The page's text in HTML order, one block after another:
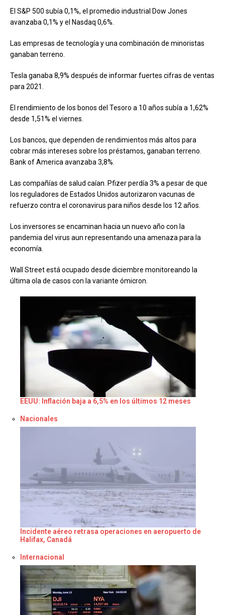
El S&P 500 subía 0,1%, el promedio industrial Dow Jones
avanzaba 0,1% y el Nasdaq 0,6%.
Las empresas de tecnología y una combinación de minoristas
ganaban terreno.
Tesla ganaba 8,9% después de informar fuertes cifras de ventas
para 2021.
El rendimiento de los bonos del Tesoro a 10 años subía a 1,62%
desde 1,51% el viernes.
Los bancos, que dependen de rendimientos más altos para
cobrar más intereses sobre los préstamos, ganaban terreno.
Bank of America avanzaba 3,8%.
Las compañías de salud caían. Pfizer perdía 3% a pesar de que
los reguladores de Estados Unidos autorizaron vacunas de
refuerzo contra el coronavirus para niños desde los 12 años.
Los inversores se encaminan hacia un nuevo año con la
pandemia del virus aun representando una amenaza para la
economía.
Wall Street está ocupado desde diciembre monitoreando la
última ola de casos con la variante ómicron.
EEUU: Inflación baja a 6,5% en los últimos 12 meses
Respecto a
Nacionales
Incidente aéreo retrasa operaciones en aeropuerto de
Halifax, Canadá
Respecto a
Internacional